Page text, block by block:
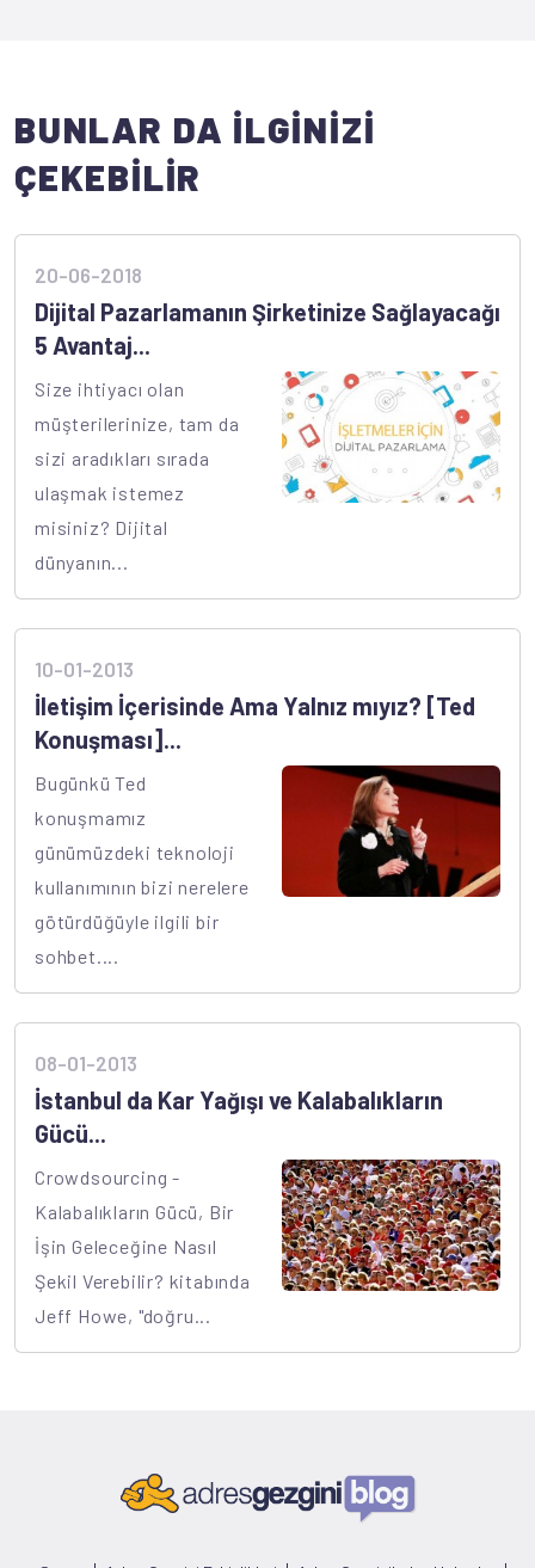
BUNLAR DA İLGİNİZİ
ÇEKEBİLİR
20-06-2018
Dijital Pazarlamanın Şirketinize Sağlayacağı
5 Avantaj...
Size ihtiyacı olan
müşterilerinize, tam da
sizi aradıkları sırada
ulaşmak istemez
misiniz? Dijital
dünyanın...
10-01-2013
İletişim İçerisinde Ama Yalnız mıyız? [Ted
Konuşması]...
Bugünkü Ted
konuşmamız
günümüzdeki teknoloji
kullanımının bizi nerelere
götürdüğüyle ilgili bir
sohbet....
08-01-2013
İstanbul da Kar Yağışı ve Kalabalıkların
Gücü...
Crowdsourcing -
Kalabalıkların Gücü, Bir
İşin Geleceğine Nasıl
Şekil Verebilir? kitabında
Jeff Howe, "doğru...